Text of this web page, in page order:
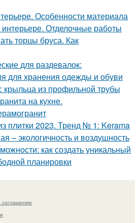
Особенности материала
Отделочные работы
торцы бруса. Как
для раздевалок:
для хранения одежды и обуви
крыльца из профильной трубы
на кухне.
плитки 2023. Тренд № 1: Kerama
– экологичность и воздушность
как создать уникальный
планировки
соглашение